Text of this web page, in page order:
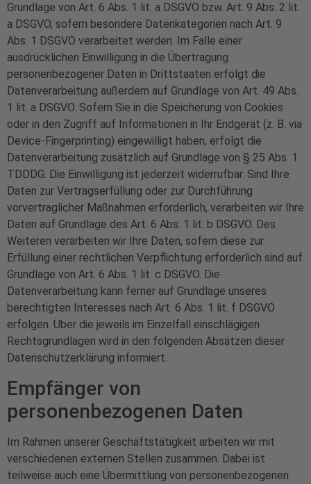
Grundlage von Art. 6 Abs. 1 lit. a DSGVO bzw. Art. 9 Abs. 2 lit.
a DSGVO, sofern besondere Datenkategorien nach Art. 9
Abs. 1 DSGVO verarbeitet werden. Im Falle einer
ausdrücklichen Einwilligung in die Übertragung
personenbezogener Daten in Drittstaaten erfolgt die
Datenverarbeitung außerdem auf Grundlage von Art. 49 Abs.
1 lit. a DSGVO. Sofern Sie in die Speicherung von Cookies
oder in den Zugriff auf Informationen in Ihr Endgerät (z. B. via
Device-Fingerprinting) eingewilligt haben, erfolgt die
Datenverarbeitung zusätzlich auf Grundlage von § 25 Abs. 1
TDDDG. Die Einwilligung ist jederzeit widerrufbar. Sind Ihre
Daten zur Vertragserfüllung oder zur Durchführung
vorvertraglicher Maßnahmen erforderlich, verarbeiten wir Ihre
Daten auf Grundlage des Art. 6 Abs. 1 lit. b DSGVO. Des
Weiteren verarbeiten wir Ihre Daten, sofern diese zur
Erfüllung einer rechtlichen Verpflichtung erforderlich sind auf
Grundlage von Art. 6 Abs. 1 lit. c DSGVO. Die
Datenverarbeitung kann ferner auf Grundlage unseres
berechtigten Interesses nach Art. 6 Abs. 1 lit. f DSGVO
erfolgen. Über die jeweils im Einzelfall einschlägigen
Rechtsgrundlagen wird in den folgenden Absätzen dieser
Datenschutzerklärung informiert.
Empfänger von
personenbezogenen Daten
Im Rahmen unserer Geschäftstätigkeit arbeiten wir mit
verschiedenen externen Stellen zusammen. Dabei ist
teilweise auch eine Übermittlung von personenbezogenen